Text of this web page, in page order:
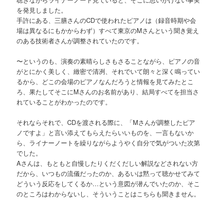
ン
を発見しました。
手許にある、三膳さんのCDで使われたピアノは（録音時期や会
場は異なるにもかからわず）すべて東京のMさんという聞き覚え
のある技術者さんが調整されていたのです。
〜というのも、演奏の素晴らしさもさることながら、ピアノの音
がとにかく美しく、緻密で清冽、それでいて朗々と深く鳴ってい
るから、どこの会場のピアノなんだろうと情報を見てみたとこ
ろ、果たしてそこにMさんのお名前があり、結局すべてを担当さ
れていることがわかったのです。
それならそれで、CDを渡される際に、「Mさんが調整したピア
ノですよ」と言い添えてもらえたらいいものを、一言もないか
ら、ライナーノートを繰りながらようやく自分で気がついた次第
でした。
Aさんは、もともと自慢したりくだくだしい解説などされない方
だから、いつもの流儀だったのか、あるいは黙って聴かせてみて
どういう反応をしてくるか…という意図が潜んでいたのか、そこ
のところはわからないし、そういうことはこちらも聞きません。